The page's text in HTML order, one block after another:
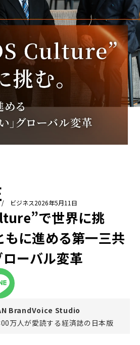
/ ビジネス2026年5月11日
で世界に挑
もに進める第一三共
ローバル変革
BrandVoice Studio
万人が愛読する 経済誌の日本版